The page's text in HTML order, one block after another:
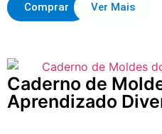
Comprar Ver Mais
Caderno de
Aprendizado